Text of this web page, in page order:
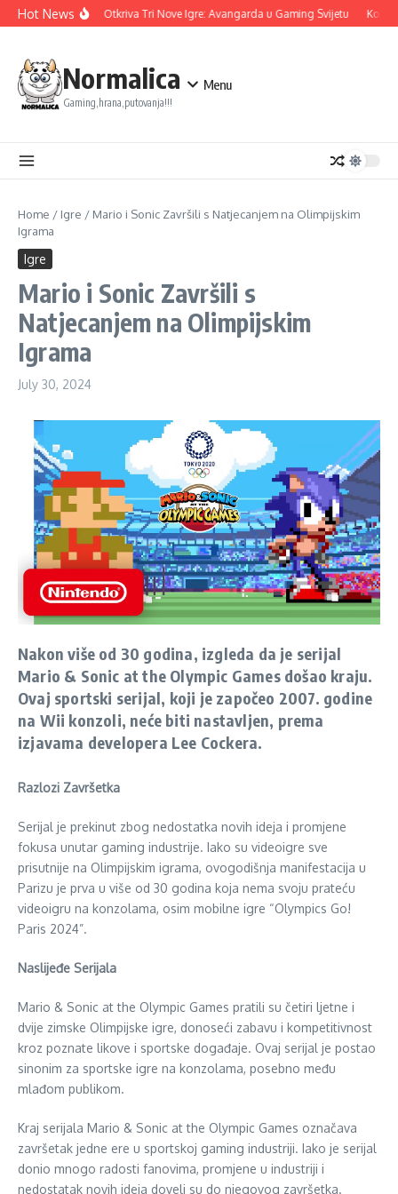
Skip to content
Hot NewsUbisoft Otkriva Tri Nove Igre: Avangarda u Gaming Svijetu
Normalica
Gaming,hrana,putovanja!!!
Menu
Home / Igre / Mario i Sonic Završili s Natjecanjem na Olimpijskim
Igrama
Igre
Mario i Sonic Završili s
Natjecanjem na Olimpijskim
Igrama
July 30, 2024
Nakon više od 30 godina, izgleda da je serijal
Mario & Sonic at the Olympic Games došao kraju.
Ovaj sportski serijal, koji je započeo 2007. godine
na Wii konzoli, neće biti nastavljen, prema
izjavama developera Lee Cockera.
Razlozi Završetka
Serijal je prekinut zbog nedostatka novih ideja i promjene
fokusa unutar gaming industrije. Iako su videoigre sve
prisutnije na Olimpijskim igrama, ovogodišnja manifestacija u
Parizu je prva u više od 30 godina koja nema svoju prateću
videoigru na konzolama, osim mobilne igre “Olympics Go!
Paris 2024”.
Naslijeđe Serijala
Mario & Sonic at the Olympic Games pratili su četiri ljetne i
dvije zimske Olimpijske igre, donoseći zabavu i kompetitivnost
kroz poznate likove i sportske događaje. Ovaj serijal je postao
sinonim za sportske igre na konzolama, posebno među
mlađom publikom.
Kraj serijala Mario & Sonic at the Olympic Games označava
završetak jedne ere u sportskoj gaming industriji. Iako je serijal
donio mnogo radosti fanovima, promjene u industriji i
nedostatak novih ideja doveli su do njegovog završetka.